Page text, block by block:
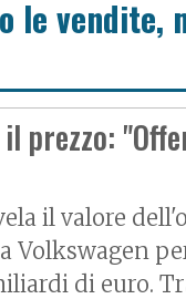
le vendite,
il prezzo:
il valore
Volkswagen
di euro.